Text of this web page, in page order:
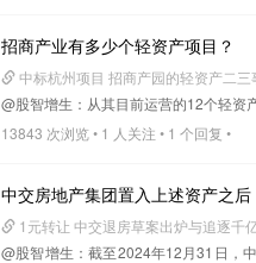
招商产业有多少个轻资产项目？
中标杭州项目 招商产园的轻资产二三
@股智增生 ：从其目前运营的12个轻资
13843 次浏览 • 1 人关注 • 1 个回复 •
中交房地产集团置入上述资产之
1元转让 中交退房草案出炉与追逐千
@股智增生 ：截至2024年12月31日，